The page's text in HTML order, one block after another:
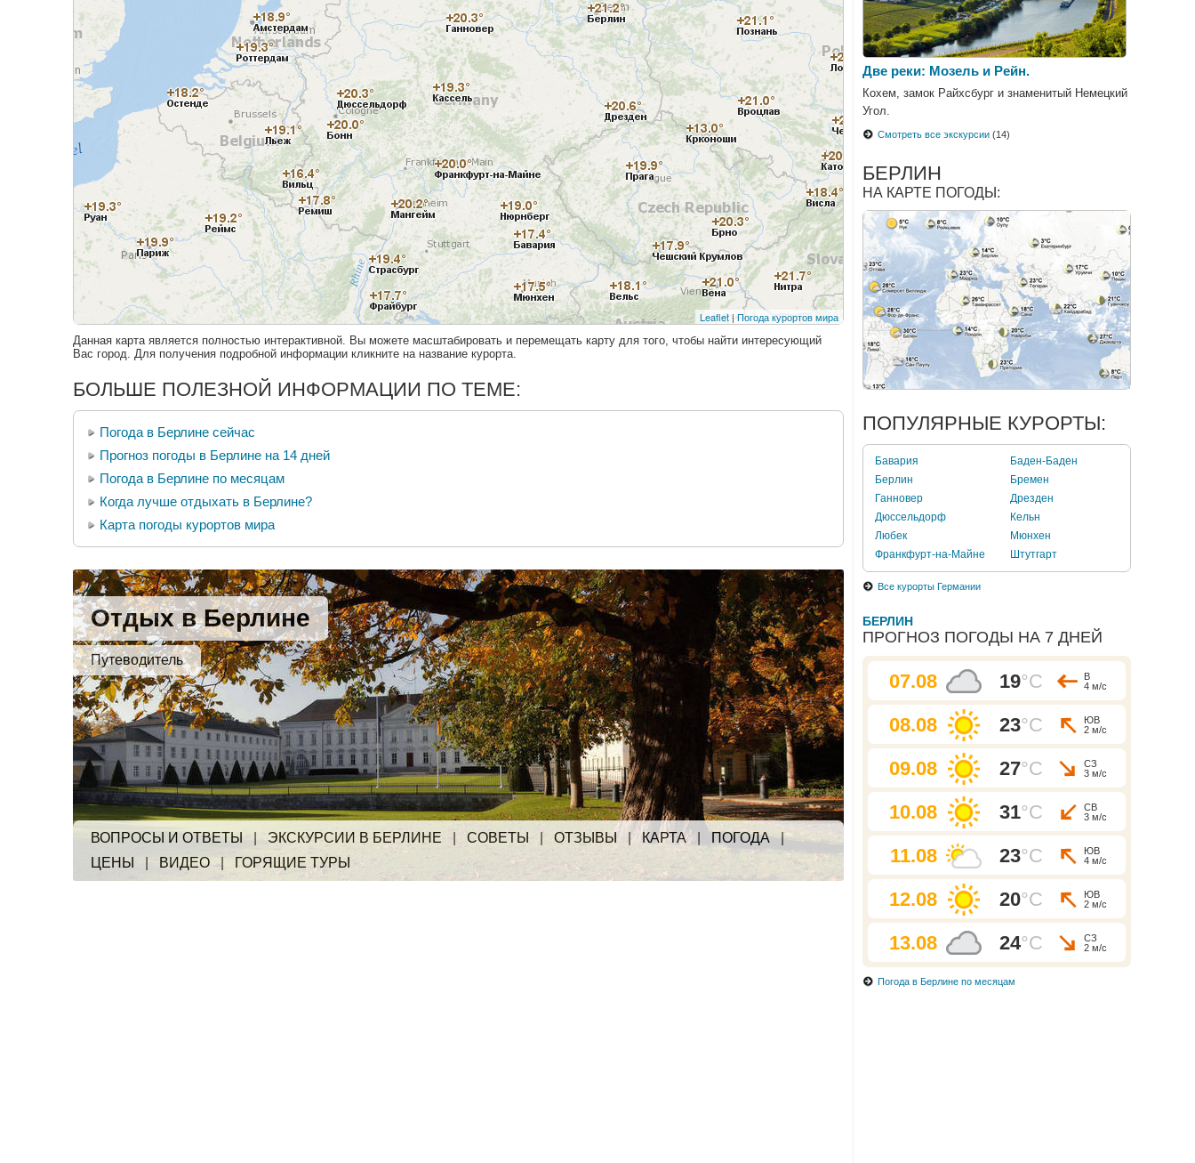
Данная карта является полностью интерактивной. Вы можете масштабировать и перемещать карту для того, чтобы найти интересующий
Вас город. Для получения подробной информации кликните на название курорта.
БОЛЬШЕ ПОЛЕЗНОЙ ИНФОРМАЦИИ ПО ТЕМЕ:
Погода в Берлине сейчас
Прогноз погоды в Берлине на 14 дней
Погода в Берлине по месяцам
Когда лучше отдыхать в Берлине?
Карта погоды курортов мира
Отдых в Берлине
Путеводитель
ВОПРОСЫ И ОТВЕТЫ ЭКСКУРСИИ В БЕРЛИНЕ СОВЕТЫ ОТЗЫВЫ |КАРТА| ПОГОДА|
ЦЕНЫ
ВИДЕО | ГОРЯЩИЕ ТУРЫ
Две реки: Мозель и Рейн.
Кохем, замок Райхсбург и знаменитый Немецкий
Угол.
Смотреть все экскурсии (14)
БЕРЛИН
НА КАРТЕ ПОГОДЫ:
ПОПУЛЯРНЫЕ КУРОРТЫ:
Бавария
Баден-Баден
Берлин
Бремен
Ганновер
Дрезден
Дюссельдорф
Кельн
Любек
Мюнхен
Франкфурт-на-Майне
Штутгарт
Все курорты Германии
БЕРЛИН
ПРОГНОЗ ПОГОДЫ НА 7 ДНЕЙ
07.08 19°C
В
4 м/с
08.08 23°C
ЮВ
2 м/с
09.08 27°C
СЗ
3 м/с
10.08 31°C
СВ
3 м/с
11.08 23°C
ЮВ
4 м/с
12.08 20°C
ЮВ
2 м/с
13.08 24°C
СЗ
2 м/с
Погода в Берлине по месяцам